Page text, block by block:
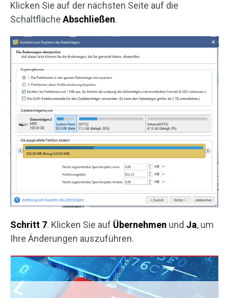
Klicken Sie auf der nächsten Seite auf die
Schaltfläche Abschließen.
Schritt 7. Klicken Sie auf Übernehmen und Ja, um
Ihre Änderungen auszuführen.